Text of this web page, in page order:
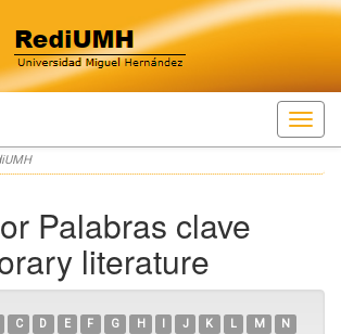
Palabras clave
literature
C D E F G H I J K L M
N